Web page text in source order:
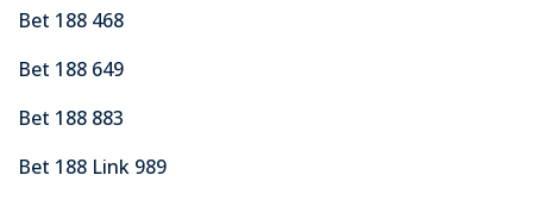
Bet 188 468
Bet 188 649
Bet 188 883
Bet 188 Link 989